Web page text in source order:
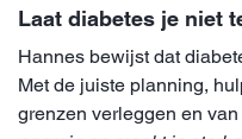
Laat diabetes je niet
Hannes bewijst dat
Met de juiste planning,
grenzen verleggen en